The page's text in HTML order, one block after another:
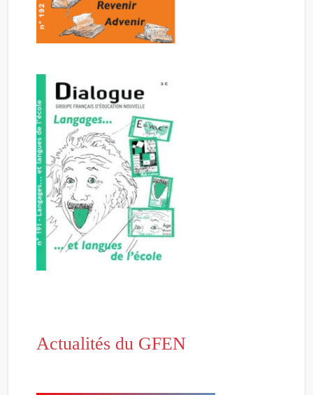
Actualités du GFEN